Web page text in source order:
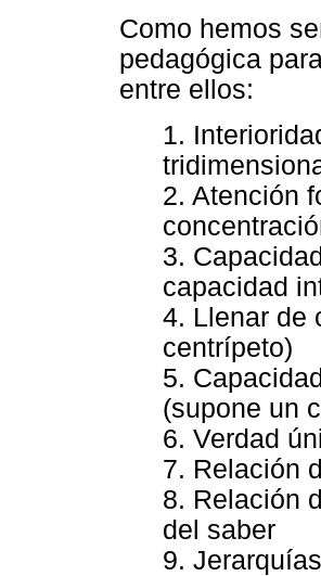
Como hemos
pedagógica
entre ellos:
1.
2. Atención
3.
capacidad
4. Llenar de
centrípeto)
5.
(supone un
6. Verdad
7. Relación
8. Relación
del saber
9.